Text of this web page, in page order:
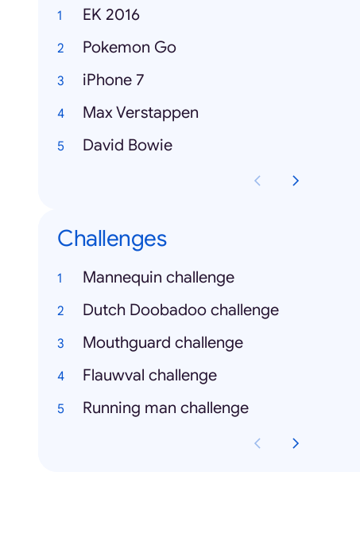
EK 2016
Pokemon Go
iPhone 7
Max Verstappen
David Bowie
Challenges
Mannequin challenge
Dutch Doobadoo challenge
Mouthguard challenge
Flauwval challenge
Running man challenge